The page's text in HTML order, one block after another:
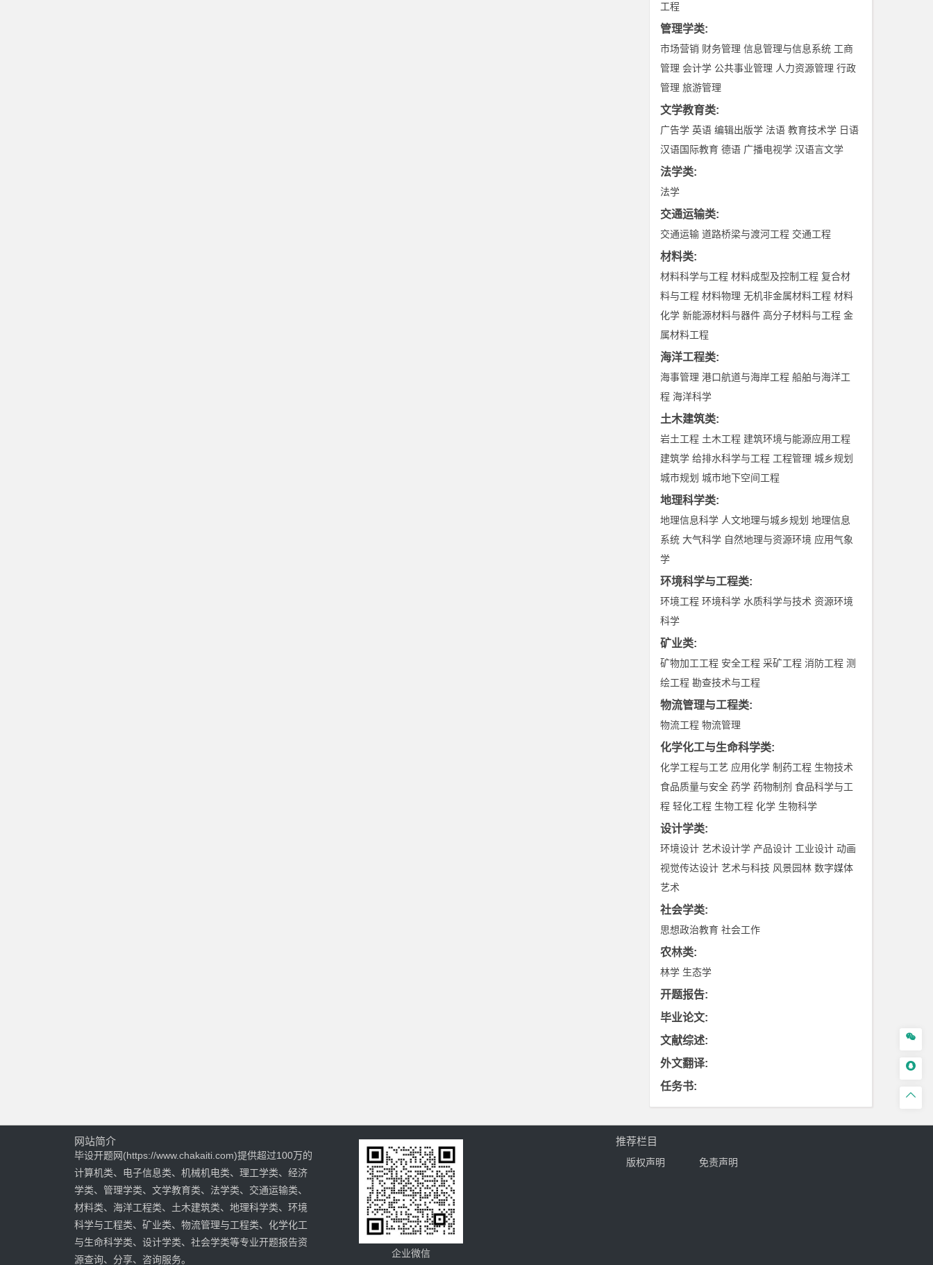
工程
管理学类:
市场营销 财务管理 信息管理与信息系统 工商
管理 会计学 公共事业管理 人力资源管理 行政
管理 旅游管理
文学教育类:
广告学 英语 编辑出版学 法语 教育技术学 日语
汉语国际教育 德语 广播电视学 汉语言文学
法学类:
法学
交通运输类:
交通运输 道路桥梁与渡河工程 交通工程
材料类:
材料科学与工程 材料成型及控制工程 复合材
料与工程 材料物理 无机非金属材料工程 材料
化学 新能源材料与器件 高分子材料与工程 金
属材料工程
海洋工程类:
海事管理 港口航道与海岸工程 船舶与海洋工
程 海洋科学
土木建筑类:
岩土工程 土木工程 建筑环境与能源应用工程
建筑学 给排水科学与工程 工程管理 城乡规划
城市规划 城市地下空间工程
地理科学类:
地理信息科学 人文地理与城乡规划 地理信息
系统 大气科学 自然地理与资源环境 应用气象
学
环境科学与工程类:
环境工程 环境科学 水质科学与技术 资源环境
科学
矿业类:
矿物加工工程 安全工程 采矿工程 消防工程 测
绘工程 勘查技术与工程
物流管理与工程类:
物流工程 物流管理
化学化工与生命科学类:
化学工程与工艺 应用化学 制药工程 生物技术
食品质量与安全 药学 药物制剂 食品科学与工
程 轻化工程 生物工程 化学 生物科学
设计学类:
环境设计 艺术设计学 产品设计 工业设计 动画
视觉传达设计 艺术与科技 风景园林 数字媒体
艺术
社会学类:
思想政治教育 社会工作
农林类:
林学 生态学
开题报告:
毕业论文:
文献综述:
外文翻译:
任务书:



网站简介
毕设开题网(https://www.chakaiti.com)提供超过100万的
计算机类、电子信息类、机械机电类、理工学类、经济
学类、管理学类、文学教育类、法学类、交通运输类、
材料类、海洋工程类、土木建筑类、地理科学类、环境
科学与工程类、矿业类、物流管理与工程类、化学化工
与生命科学类、设计学类、社会学类等专业开题报告资
源查询、分享、咨询服务。
企业微信
推荐栏目
版权声明 免责声明